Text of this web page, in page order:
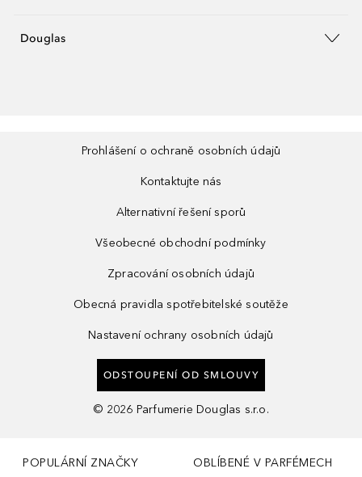
Douglas
Prohlášení o ochraně osobních údajů
Kontaktujte nás
Alternativní řešení sporů
Všeobecné obchodní podmínky
Zpracování osobních údajů
Obecná pravidla spotřebitelské soutěže
Nastavení ochrany osobních údajů
ODSTOUPENÍ OD SMLOUVY
© 2026 Parfumerie Douglas s.r.o.
POPULÁRNÍ ZNAČKY OBLÍBENÉ V PARFÉMECH